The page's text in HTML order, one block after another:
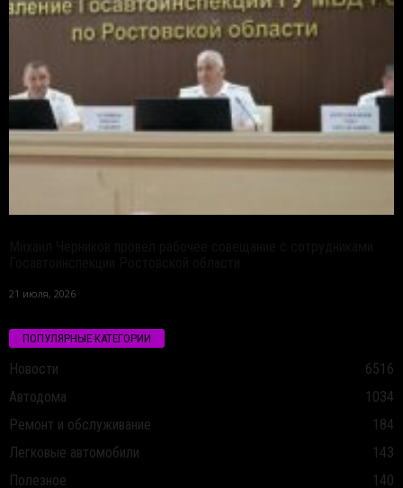
21 июля, 2026
ПОПУЛЯРНЫЕ КАТЕГОРИИ
Новости
6516
Автодома
1034
Ремонт и обслуживание
184
Легковые автомобили
143
Полезное
140